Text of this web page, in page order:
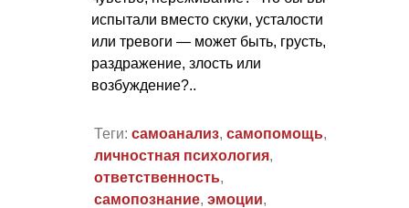
испытали вместо скуки, усталости
или тревоги — может быть, грусть,
раздражение, злость или
возбуждение?..
Теги: самоанализ, самопомощь,
личностная психология,
ответственность,
самопознание, эмоции,